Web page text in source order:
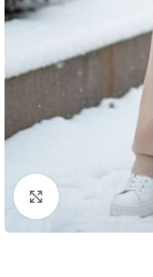
Click to enlarge